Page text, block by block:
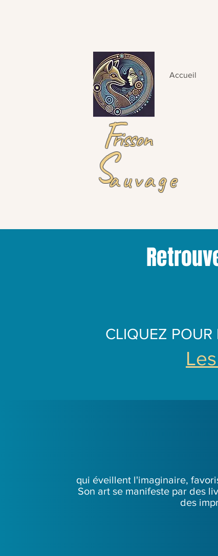
risson
F
Accueil
Sauvage
CLIQUEZ
qui éveillent l'imaginaire,
Son art se manifeste par des
des